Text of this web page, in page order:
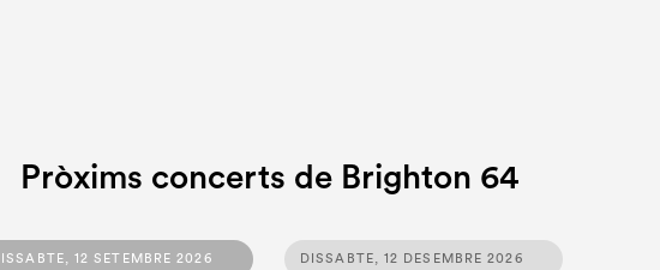
Pròxims concerts de Brighton 64
12 SETEMBRE 2026 DISSABTE, 12 DESEMBRE 2026